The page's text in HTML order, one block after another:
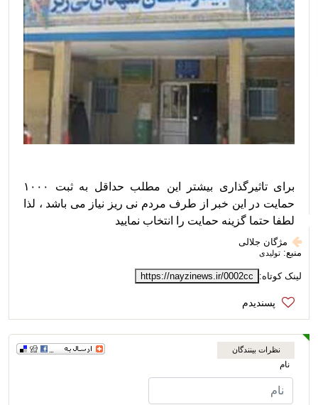
لطفا حتما گزینه حمایت را انتخاب نمایید
مژگان جلالی
منبع: تولیدی
لینک کوتاه: https://nayzinews.ir/0002cc
نظرات بینندگان
نام